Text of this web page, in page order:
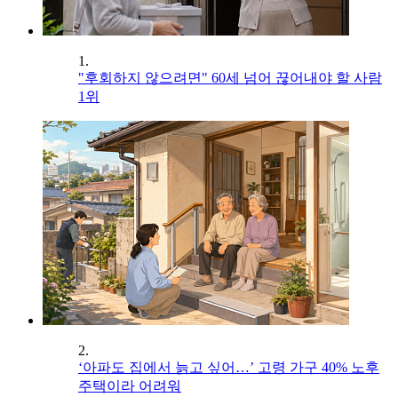
1.
"후회하지 않으려면" 60세 넘어 끊어내야 할 사람
1위
2.
‘아파도 집에서 늙고 싶어…’ 고령 가구 40% 노후
주택이라 어려워